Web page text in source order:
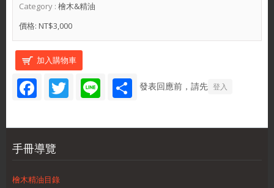
Category : 檜木&精油
價格: NT$3,000
Facebook
Twitter
Line Share
發表回應前，請先 登入
手冊導覽
檜木精油目錄